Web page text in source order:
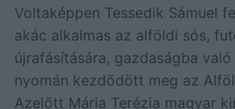
Voltaképpen Tessedik Sámuel
akác alkalmas az alföldi sós,
újrafásítására, gazdaságba
nyomán kezdődött meg az
Azelőtt Mária Terézia magyar